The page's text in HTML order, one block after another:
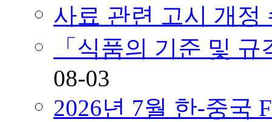
사료 관련 고시 개
「식품의 기준 및
08-03
2026년 7월 한-중국